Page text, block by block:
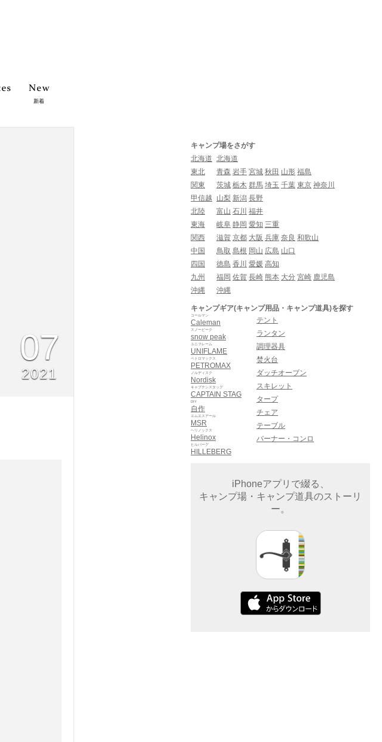
新着
07
2021
キャンプ場をさがす
北海道 北海道
東北
青森 岩手 宮城 秋田 山形 福島
関東
茨城 栃木 群馬 埼玉 千葉 東京 神奈川
甲信越
山梨 新潟 長野
北陸
富山 石川 福井
東海
岐阜 静岡 愛知 三重
関西
滋賀 京都 大阪 兵庫 奈良 和歌山
中国
鳥取 島根 岡山 広島 山口
四国
徳島 香川 愛媛 高知
九州
福岡 佐賀 長崎 熊本 大分 宮崎 鹿児島
沖縄
沖縄
キャンプギア(キャンプ用品・キャンプ道具)を探す
Caleman
コールマン
snow peak
スノーピーク
UNIFLAME
ユニフレーム
PETROMAX
ペトロマックス
Nordisk
ノルディスク
CAPTAIN STAG
キャプテンスタッグ
自作
DIY
MSR
エムエスアール
Helinox
ヘリノックス
HILLEBERG
ヒルバーグ
テント
ランタン
調理器具
焚火台
ダッチオーブン
スキレット
タープ
チェア
テーブル
バーナー・コンロ
iPhoneアプリで綴る、
キャンプ場・キャンプ道具のストーリ
ー。